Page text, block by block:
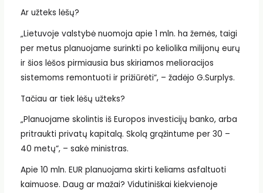
Ar užteks lėšų?
„Lietuvoje valstybė nuomoja apie 1 mln. ha žemės, taigi
per metus planuojame surinkti po keliolika milijonų eurų
ir šios lėšos pirmiausia bus skiriamos melioracijos
sistemoms remontuoti ir prižiūrėti“, – žadėjo G.Surplys.
Tačiau ar tiek lėšų užteks?
„Planuojame skolintis iš Europos investicijų banko, arba
pritraukti privatų kapitalą. Skolą grąžintume per 30 –
40 metų“, – sakė ministras.
Apie 10 mln. EUR planuojama skirti keliams asfaltuoti
kaimuose. Daug ar mažai? Vidutiniškai kiekvienoje